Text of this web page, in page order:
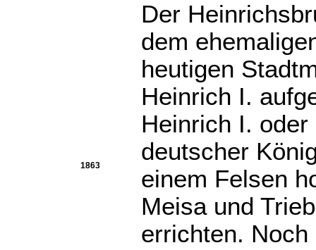
1863
Der
dem
heutigen
Heinrich I.
Heinrich I.
deutscher
einem Felsen
Meisa und
errichten.